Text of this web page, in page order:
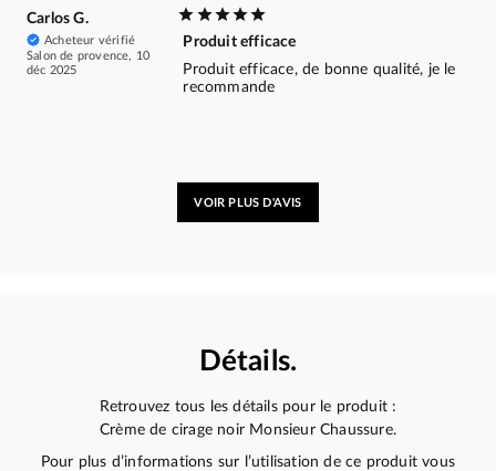
Carlos G.
Acheteur vérifié
Salon de provence, 10
déc 2025
Produit efficace
Produit efficace, de bonne qualité, je le
recommande
VOIR PLUS D'AVIS
Détails.
Retrouvez tous les détails pour le produit :
Crème de cirage noir Monsieur Chaussure.
Pour plus d’informations sur l’utilisation de ce produit vous